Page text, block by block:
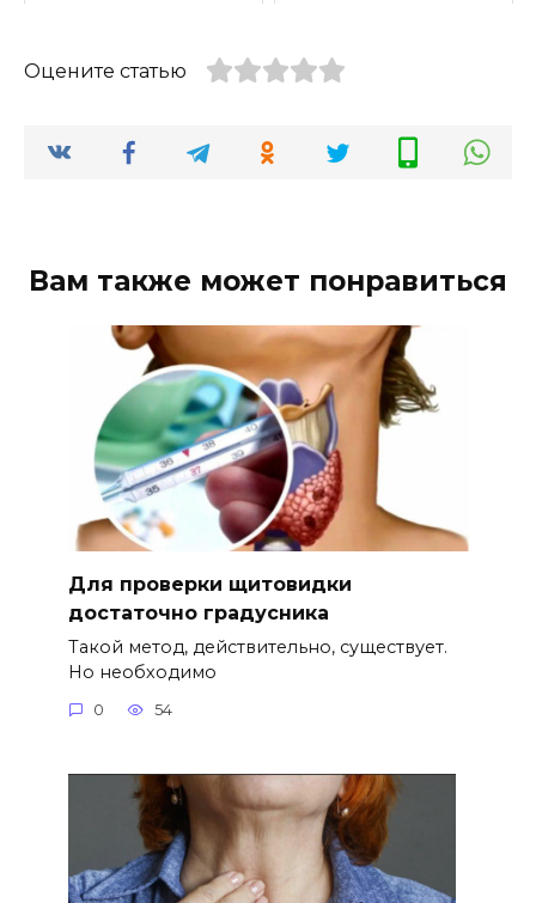
Оцените статью
Вам также может понравиться
Для проверки щитовидки
достаточно градусника
Такой метод, действительно, существует.
Но необходимо
0 54